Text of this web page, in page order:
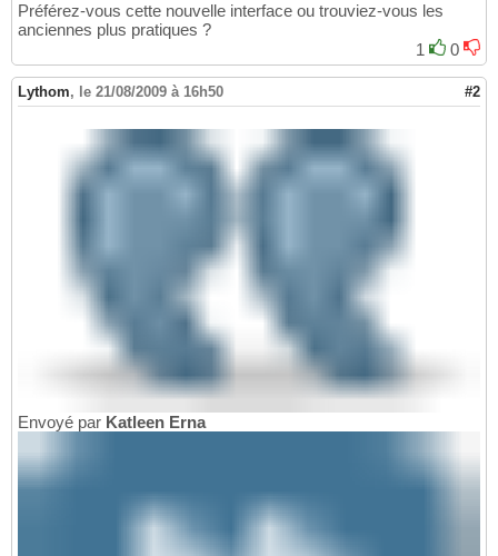
Préférez-vous cette nouvelle interface ou trouviez-vous les
anciennes plus pratiques ?
1
0
Lythom, le 21/08/2009 à 16h50 #2
Envoyé par Katleen Erna